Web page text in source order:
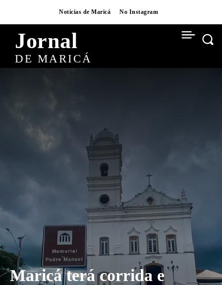
Notícias de Maricá No Instagram
Jornal
DE MARICÁ
Maricá terá corrida e